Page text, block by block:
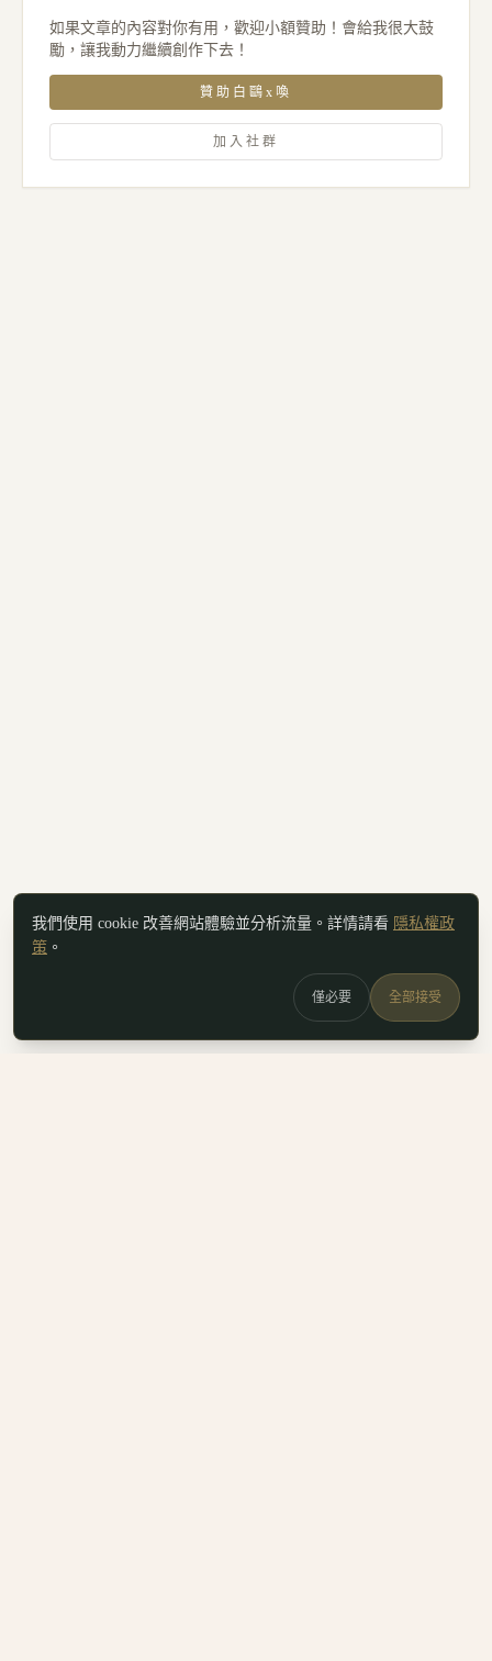
如果文章的內容對你有用，歡迎小額贊助！會給我很大鼓
勵，讓我動力繼續創作下去！
贊助白鷗x喚
加入社群
我們使用 cookie 改善網站體驗並分析流量。詳情請看 隱私權政
策 。
僅必要 全部接受